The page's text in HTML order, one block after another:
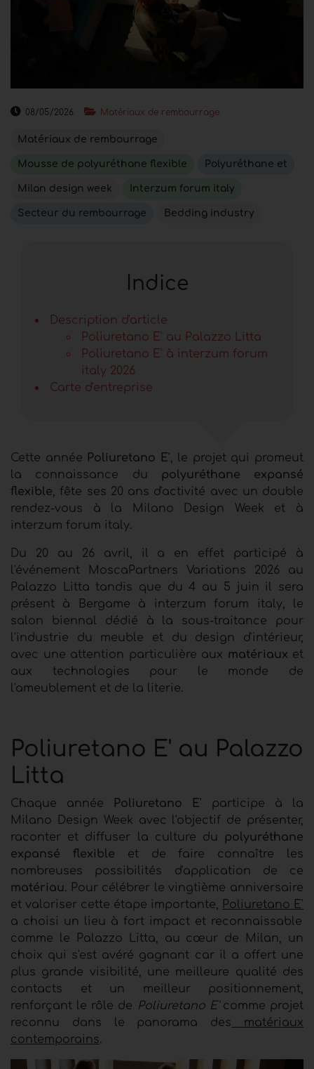
08/05/2026 Matériaux de rembourrage
Matériaux de rembourrage
Mousse de polyuréthane flexible Polyuréthane et
Milan design week Interzum forum italy
Secteur du rembourrage Bedding industry
Indice
Description d'article
Poliuretano E' au Palazzo Litta
Poliuretano E' à interzum forum
italy 2026
Carte d'entreprise
Cette année Poliuretano E', le projet qui promeut
la connaissance du polyuréthane expansé
flexible, fête ses 20 ans d'activité avec un double
rendez‑vous à la Milano Design Week et à
interzum forum italy.
Du 20 au 26 avril, il a en effet participé à
l'événement MoscaPartners Variations 2026 au
Palazzo Litta tandis que du 4 au 5 juin il sera
présent à Bergame à interzum forum italy, le
salon biennal dédié à la sous‑traitance pour
l'industrie du meuble et du design d'intérieur,
avec une attention particulière aux matériaux et
aux technologies pour le monde de
l'ameublement et de la literie.
Poliuretano E' au Palazzo
Litta
Chaque année Poliuretano E' participe à la
Milano Design Week avec l'objectif de présenter,
raconter et diffuser la culture du polyuréthane
expansé flexible et de faire connaître les
nombreuses possibilités d'application de ce
matériau. Pour célébrer le vingtième anniversaire
et valoriser cette étape importante, Poliuretano E'
a choisi un lieu à fort impact et reconnaissable
comme le Palazzo Litta, au cœur de Milan, un
choix qui s'est avéré gagnant car il a offert une
plus grande visibilité, une meilleure qualité des
contacts et un meilleur positionnement,
renforçant le rôle de Poliuretano E'comme projet
reconnu dans le panorama des
matériaux
contemporains.